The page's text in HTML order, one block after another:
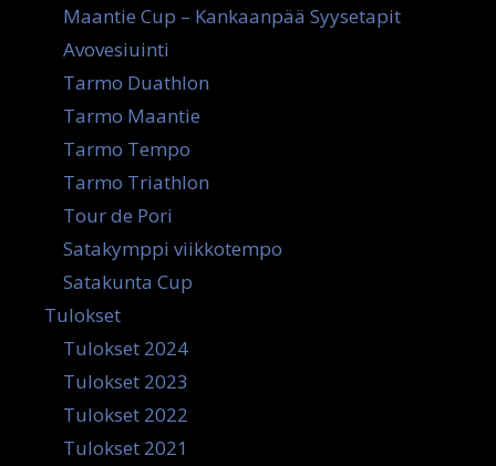
Maantie Cup – Kankaanpää Syysetapit
Avovesiuinti
Tarmo Duathlon
Tarmo Maantie
Tarmo Tempo
Tarmo Triathlon
Tour de Pori
Satakymppi viikkotempo
Satakunta Cup
Tulokset
Tulokset 2024
Tulokset 2023
Tulokset 2022
Tulokset 2021